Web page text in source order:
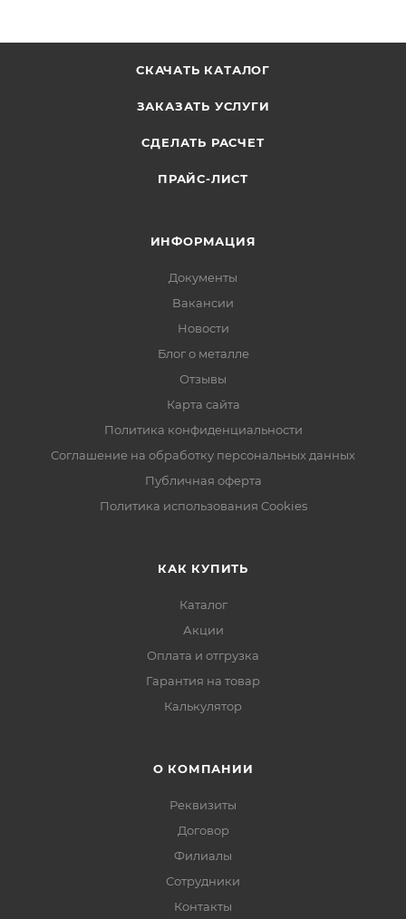
СКАЧАТЬ КАТАЛОГ
ЗАКАЗАТЬ УСЛУГИ
СДЕЛАТЬ РАСЧЕТ
ПРАЙС-ЛИСТ
ИНФОРМАЦИЯ
Документы
Вакансии
Новости
Блог о металле
Отзывы
Карта сайта
Политика конфиденциальности
Соглашение на обработку персональных данных
Публичная оферта
Политика использования Cookies
КАК КУПИТЬ
Каталог
Акции
Оплата и отгрузка
Гарантия на товар
Калькулятор
О КОМПАНИИ
Реквизиты
Договор
Филиалы
Сотрудники
Контакты